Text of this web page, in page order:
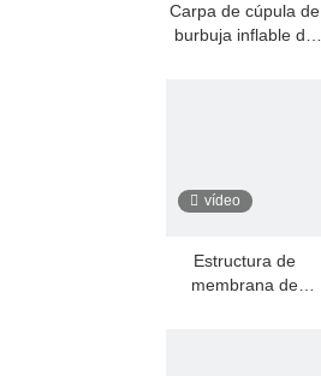
Carpa de cúpula de
burbuja inflable de
vídeo
Estructura de
membrana de